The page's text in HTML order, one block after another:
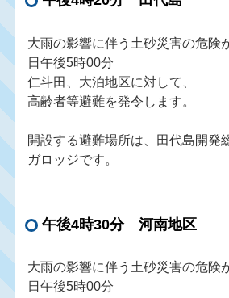
大雨の影響に伴う土砂災害の危険
日午後5時00分
仁斗田、大泊地区に対して、
高齢者等避難を発令します。
開設する避難場所は、田代島開発
ガロッジです。
午後4時30分 河南地区
大雨の影響に伴う土砂災害の危険
日午後5時00分